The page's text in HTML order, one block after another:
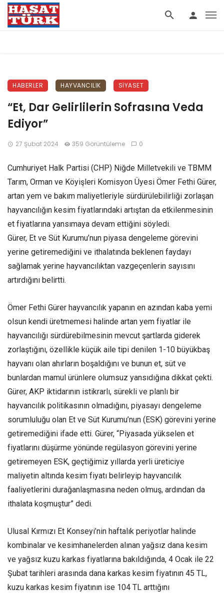
HABERLER HAYVANCILIK SIYASET
“Et, Dar Gelirlilerin Sofrasına Veda
Ediyor”
27 Şubat 2024 359 Görüntüleme 0
Cumhuriyet Halk Partisi (CHP) Niğde Milletvekili ve TBMM
Tarım, Orman ve Köyişleri Komisyon Üyesi Ömer Fethi Gürer,
artan yem ve bakım maliyetleriyle sürdürülebilirliği zorlaşan
hayvancılığın kesim fiyatlarındaki artıştan da etkilenmesinin
et fiyatlarına yansımaya devam ettiğini söyledi.
Gürer, Et ve Süt Kurumu’nun piyasa dengeleme görevini
yerine getiremediğini ve ithalatında beklenen faydayı
sağlamak yerine hayvancılıktan vazgeçenlerin sayısını
artırdığını belirtti.
Ömer Fethi Gürer hayvancılık yapanın en azından kaba yemi
olsun kendi üretmemesi halinde artan yem fiyatlar ile
hayvancılığı sürdürebilmesinin mevcut şartlarda giderek
zorlaştığını, özellikle küçük aile tipi denilen 1-10 büyükbaş
hayvanı olan ahırların boşaldığını ve bunun et, süt ve
bunlardan mamul ürünlere olumsuz yansıdığına dikkat çekti.
Gürer, AKP iktidarının istikrarlı, sürekli ve planlı bir
hayvancılık politikasının olmadığını, piyasayı dengeleme
sorumluluğu olan Et ve Süt Kurumu’nun (ESK) görevini yerine
getiremediğini ifade etti. Gürer, “Piyasada yükselen et
fiyatlarını düşürme yönünde regülasyon görevini yerine
getiremeyen ESK, geçtiğimiz yıllarda yerli üreticiye
maliyetin altında kesim fiyatı belirleyip hayvancılık
faaliyetlerini durağanlaşmasına neden olmuş, ardından da
ithalata koşmuştur” dedi.
Ulusal Kırmızı Et Konseyi’nin haftalık periyotlar halinde
kombinalar ve kesimhanelerden alınan yağsız dana kesim
ve yağsız kuzu karkas fiyatlarına bakıldığında, 4 Ocak ile 22
Şubat tarihleri arasında dana karkas kesim fiyatının 45 TL,
kuzu karkas kesim fiyatının ise 104 TL arttığını